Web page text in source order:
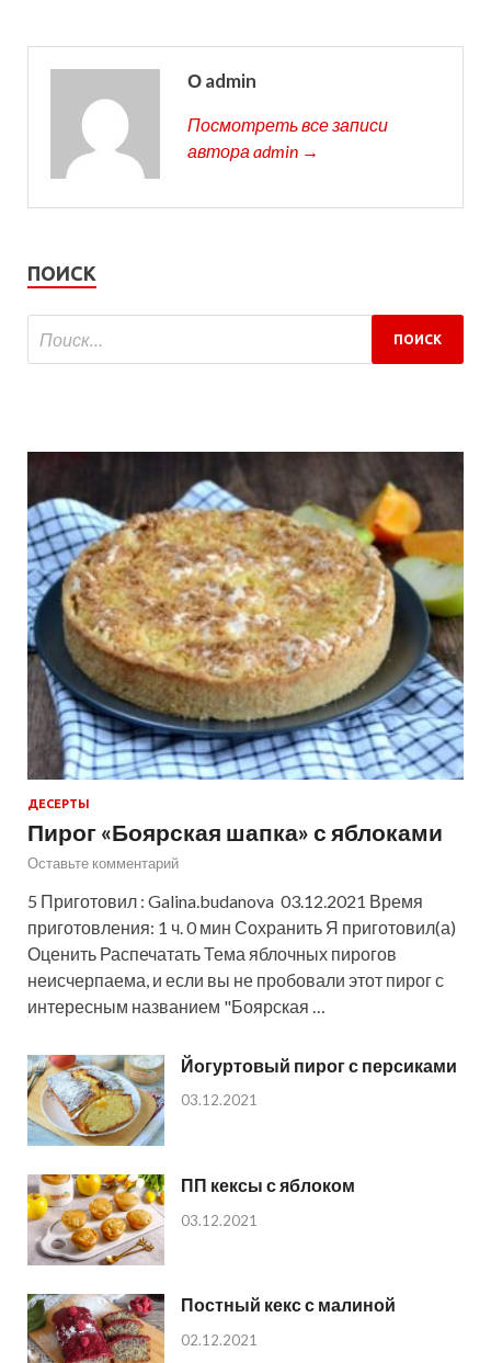
О admin
Посмотреть все записи
автора admin →
ПОИСК
ДЕСЕРТЫ
Пирог «Боярская шапка» с яблоками
Оставьте комментарий
5 Приготовил : Galina.budanova 03.12.2021 Время
приготовления: 1 ч. 0 мин Сохранить Я приготовил(а)
Оценить Распечатать Тема яблочных пирогов
неисчерпаема, и если вы не пробовали этот пирог с
интересным названием "Боярская …
Йогуртовый пирог с персиками
03.12.2021
ПП кексы с яблоком
03.12.2021
Постный кекс с малиной
02.12.2021